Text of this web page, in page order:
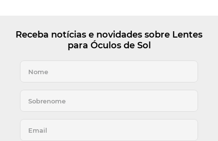
Receba notícias e novidades sobre Lentes
para Óculos de Sol